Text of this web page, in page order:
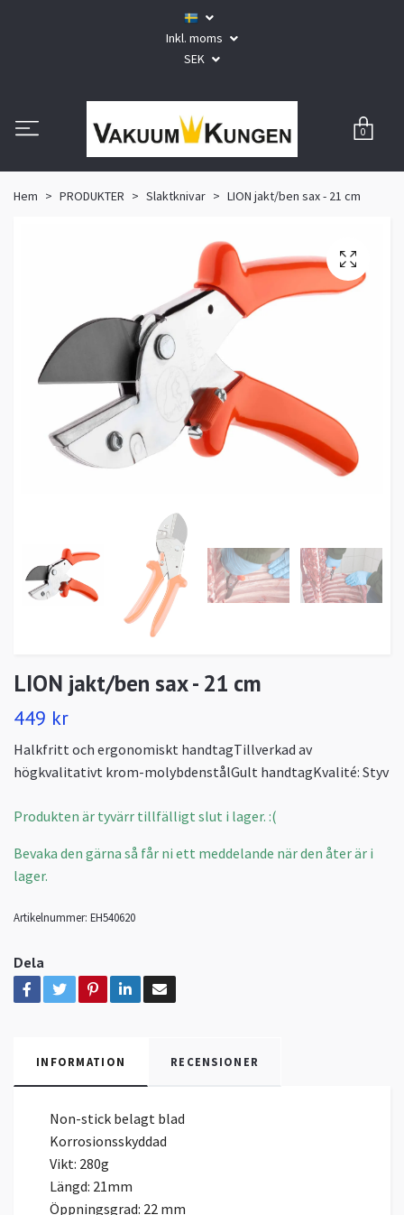
Inkl. moms
SEK
0
Hem PRODUKTER Slaktknivar LION jakt/ben sax - 21 cm
LION jakt/ben sax - 21 cm
449 kr
Halkfritt och ergonomiskt handtagTillverkad av
högkvalitativt krom-molybdenstålGult handtagKvalité: Styv
Produkten är tyvärr tillfälligt slut i lager. :(
Bevaka den gärna så får ni ett meddelande när den åter är i
lager.
Artikelnummer: EH540620
Dela
INFORMATION RECENSIONER
Non-stick belagt blad
Korrosionsskyddad
Vikt: 280g
Längd: 21mm
Öppningsgrad: 22 mm